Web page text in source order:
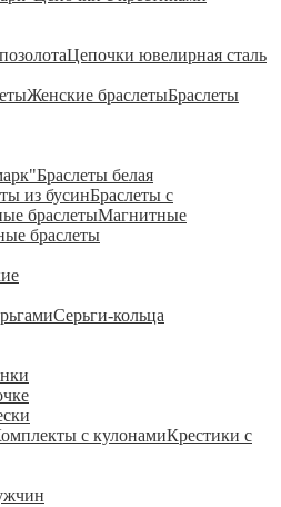
Цепочки ювелирная сталь
Женские браслетыБраслеты
Браслеты белая
из бусинБраслеты с
браслетыМагнитные
браслеты
Серьги-кольца
с кулонамиКрестики с